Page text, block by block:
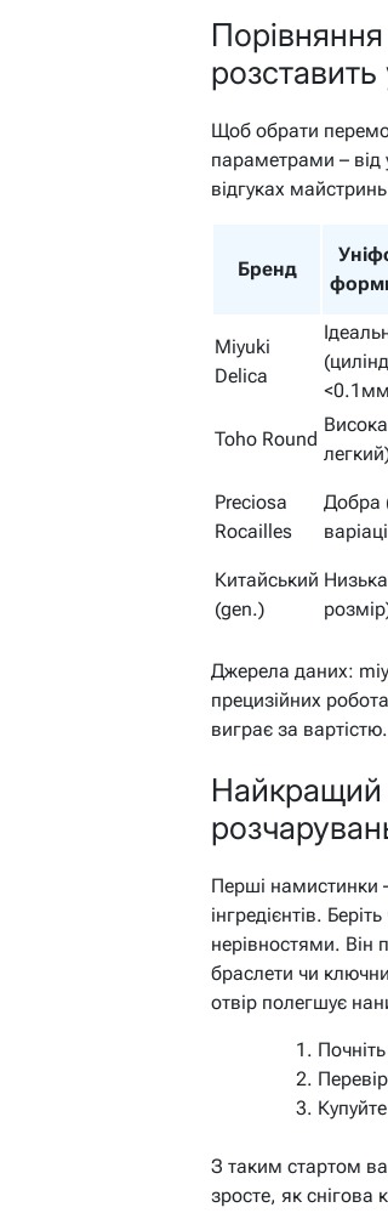
розставить
Щоб обрати
параметрами – від
відгуках
Бренд
Miyuki
Delica
Toho Round
Preciosa
Rocailles
Добра
Китайський
(gen.)
Джерела даних:
прецизійних
виграє за
Найкращий
Перші намистинки
інгредієнтів.
нерівностями. Він
браслети чи
отвір полегшує
З таким стартом
зросте, як снігова